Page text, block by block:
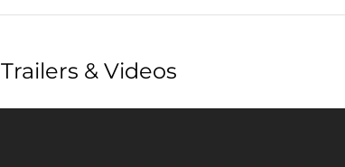
Trailers & Videos